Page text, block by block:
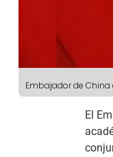
Embajador de
El